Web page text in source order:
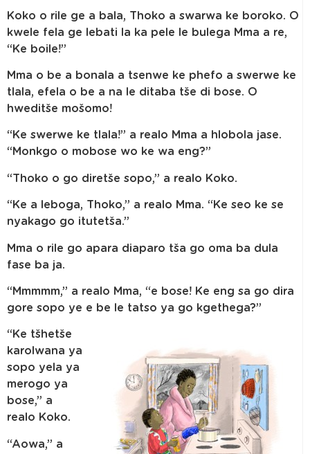
Koko o rile ge a bala, Thoko a swarwa ke boroko. O
kwele fela ge lebati la ka pele le bulega Mma a re,
“Ke boile!”
Mma o be a bonala a tsenwe ke phefo a swerwe ke
tlala, efela o be a na le ditaba tše di bose. O
hweditše mošomo!
“Ke swerwe ke tlala!” a realo Mma a hlobola jase.
“Monkgo o mobose wo ke wa eng?”
“Thoko o go diretše sopo,” a realo Koko.
“Ke a leboga, Thoko,” a realo Mma. “Ke seo ke se
nyakago go itutetša.”
Mma o rile go apara diaparo tša go oma ba dula
fase ba ja.
“Mmmmm,” a realo Mma, “e bose! Ke eng sa go dira
gore sopo ye e be le tatso ya go kgethega?”
“Ke tšhetše
karolwana ya
sopo yela ya
merogo ya
bose,” a
realo Koko.
“Aowa,” a